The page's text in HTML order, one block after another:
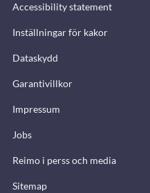
Accessibility statement
Inställningar för kakor
Dataskydd
Garantivillkor
Impressum
Jobs
Reimo i perss och media
Sitemap